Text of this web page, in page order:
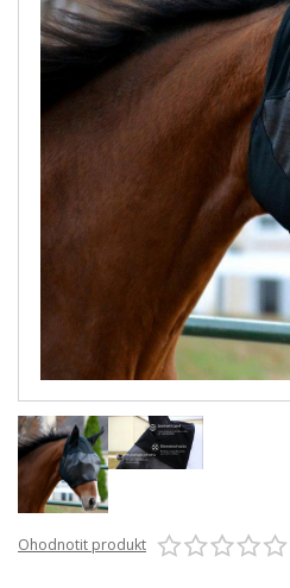
Ohodnotit produkt